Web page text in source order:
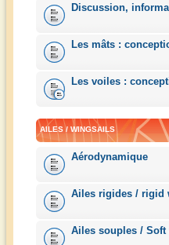
Discussion,
Les mâts :
Les voiles :
AILES / WINGSAILS
Aérodynamique
Ailes rigides / rigid
Ailes souples / Soft